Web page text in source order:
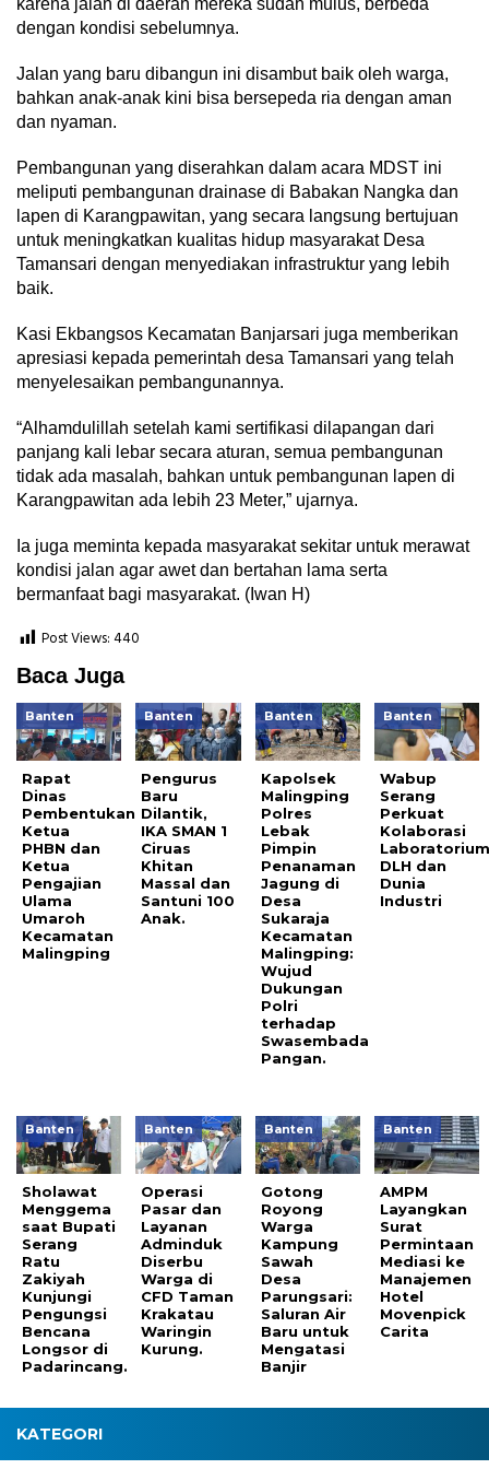
karena jalan di daerah mereka sudah mulus, berbeda
dengan kondisi sebelumnya.
Jalan yang baru dibangun ini disambut baik oleh warga,
bahkan anak-anak kini bisa bersepeda ria dengan aman
dan nyaman.
Pembangunan yang diserahkan dalam acara MDST ini
meliputi pembangunan drainase di Babakan Nangka dan
lapen di Karangpawitan, yang secara langsung bertujuan
untuk meningkatkan kualitas hidup masyarakat Desa
Tamansari dengan menyediakan infrastruktur yang lebih
baik.
Kasi Ekbangsos Kecamatan Banjarsari juga memberikan
apresiasi kepada pemerintah desa Tamansari yang telah
menyelesaikan pembangunannya.
“Alhamdulillah setelah kami sertifikasi dilapangan dari
panjang kali lebar secara aturan, semua pembangunan
tidak ada masalah, bahkan untuk pembangunan lapen di
Karangpawitan ada lebih 23 Meter,” ujarnya.
Ia juga meminta kepada masyarakat sekitar untuk merawat
kondisi jalan agar awet dan bertahan lama serta
bermanfaat bagi masyarakat. (Iwan H)
Post Views:440
Baca Juga
Banten
Rapat
Dinas
Pembentukan
Ketua
PHBN dan
Ketua
Pengajian
Ulama
Umaroh
Kecamatan
Malingping
Banten
Pengurus
Baru
Dilantik,
IKA SMAN 1
Ciruas
Khitan
Massal dan
Santuni 100
Anak.
Banten
Kapolsek
Malingping
Polres
Lebak
Pimpin
Penanaman
Jagung di
Desa
Sukaraja
Kecamatan
Malingping:
Wujud
Dukungan
Polri
terhadap
Swasembada
Pangan.
Banten
Wabup
Serang
Perkuat
Kolaborasi
DLH dan
Dunia
Industri
Banten
Sholawat
Menggema
saat Bupati
Serang
Ratu
Zakiyah
Kunjungi
Pengungsi
Bencana
Longsor di
Padarincang.
Banten
Operasi
Pasar dan
Layanan
Adminduk
Diserbu
Warga di
CFD Taman
Krakatau
Waringin
Kurung.
Banten
Gotong
Royong
Warga
Kampung
Sawah
Desa
Parungsari:
Saluran Air
Baru untuk
Mengatasi
Banjir
Banten
AMPM
Layangkan
Surat
Permintaan
Mediasi ke
Manajemen
Hotel
Movenpick
Carita
KATEGORI